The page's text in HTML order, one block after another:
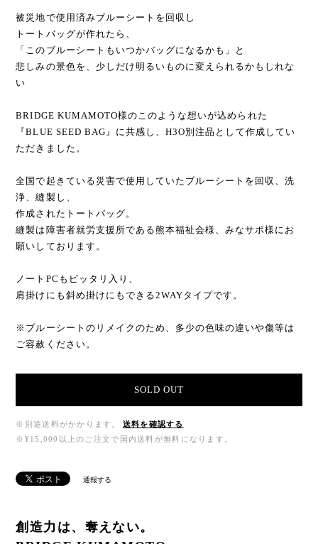
被災地で使用済みブルーシートを回収し
トートバッグが作れたら、
「このブルーシートもいつかバッグになるかも」と
悲しみの景色を、少しだけ明るいものに変えられるかもしれな
い
BRIDGE KUMAMOTO様のこのような想いが込められた
『BLUE SEED BAG』に共感し、H3O別注品として作成してい
ただきました。
全国で起きている災害で使用していたブルーシートを回収、洗
浄、縫製し、
作成されたトートバッグ。
縫製は障害者就労支援所である熊本福祉会様、みなサポ様にお
願いしております。
ノートPCもピッタリ入り、
肩掛けにも斜め掛けにもできる2WAYタイプです。
※ブルーシートのリメイクのため、多少の色味の違いや傷等は
ご容赦ください。
SOLD OUT
※別途送料がかかります。
送料を確認する
※¥15,000以上のご注文で国内送料が無料になります。
通報する
創造力は、奪えない。